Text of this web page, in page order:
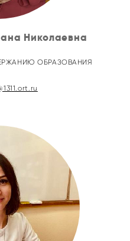
Николаевна
ОБРАЗОВАНИЯ